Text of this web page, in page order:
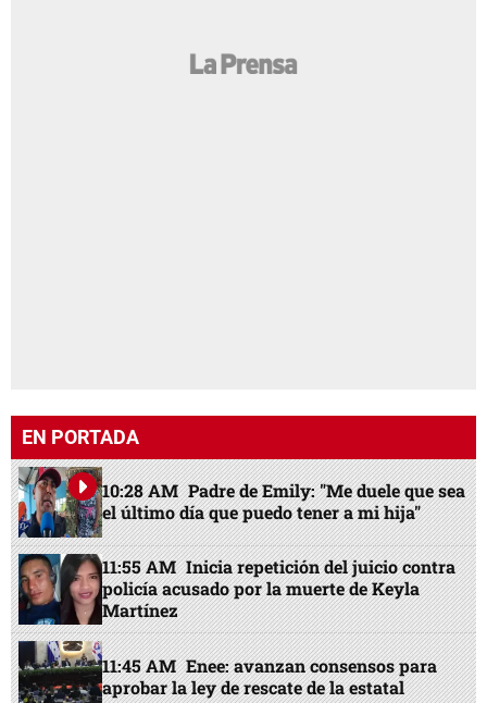
EN PORTADA
10:28 AM Padre de Emily: "Me duele que sea
el último día que puedo tener a mi hija"
11:55 AM Inicia repetición del juicio contra
policía acusado por la muerte de Keyla
Martínez
11:45 AM Enee: avanzan consensos para
aprobar la ley de rescate de la estatal